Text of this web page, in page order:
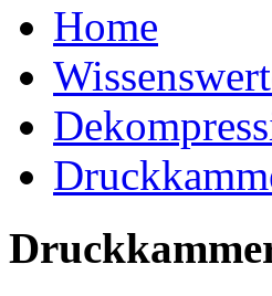
Home